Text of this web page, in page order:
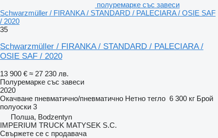
полуремарке със завеси
Schwarzmüller / FIRANKA / STANDARD / PALECIARA / OSIE SAF
/ 2020
35
Schwarzmüller / FIRANKA / STANDARD / PALECIARA /
OSIE SAF / 2020
13 900 € ≈ 27 230 лв.
Полуремарке със завеси
2020
Окачване пневматично/пневматично Нетно тегло 6 300 кг Брой
полуоски 3
Полша, Bodzentyn
IMPERIUM TRUCK MATYSEK S.C.
Свържете се с продавача